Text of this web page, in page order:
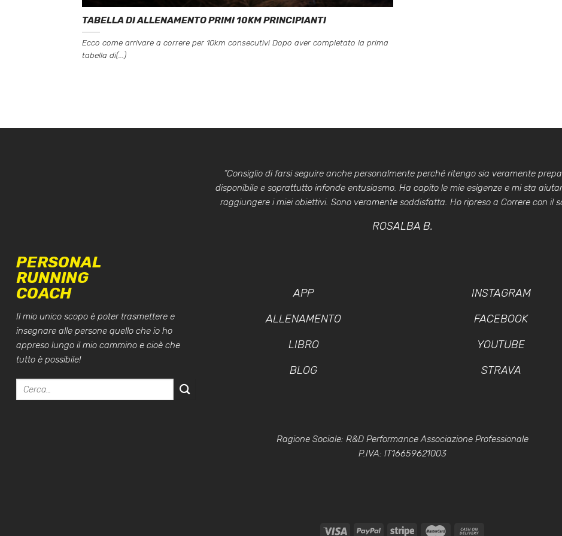
TABELLA DI ALLENAMENTO PRIMI 10KM PRINCIPIANTI
Ecco come arrivare a correre per 10km consecutivi Dopo aver completato la prima
tabella di(...)
“Consiglio di farsi seguire anche personalmente perché ritengo sia veramente
disponibile e soprattutto infonde entusiasmo. Ha capito le mie esigenze e mi sta
raggiungere i miei obiettivi. Sono veramente soddisfatta. Ho ripreso a Correre con il
ROSALBA B.
PERSONAL
RUNNING
COACH
Il mio unico scopo è poter trasmettere e
insegnare alle persone quello che io ho
appreso lungo il mio cammino e cioè che
tutto è possibile!
APP
ALLENAMENTO
LIBRO
BLOG
INSTAGRAM
FACEBOOK
YOUTUBE
STRAVA
Ragione Sociale: R&D Performance Associazione Professionale
P.IVA: IT16659621003